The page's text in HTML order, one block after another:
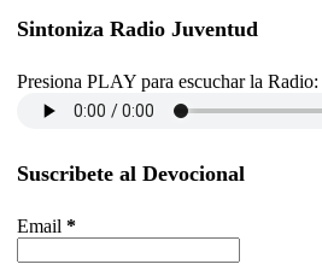
Sintoniza Radio Juventud
Presiona PLAY para escuchar la Radio:
Suscribete al Devocional
Email*